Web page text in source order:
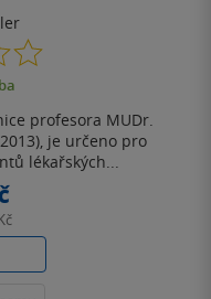
profesora MUDr.
je určeno pro
lékařských...